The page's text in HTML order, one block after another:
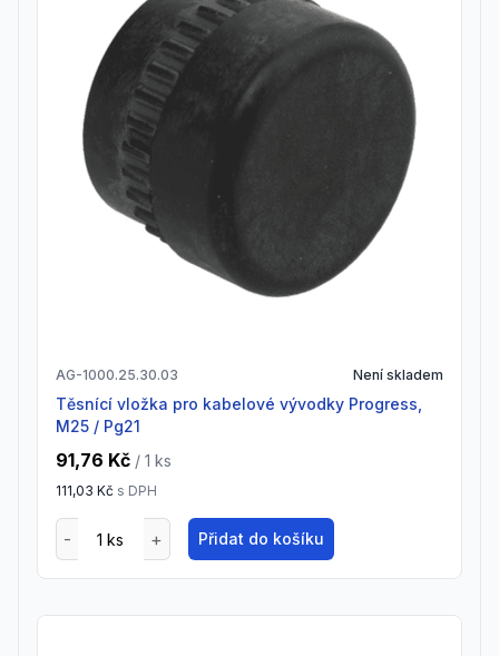
AG-1000.25.30.03 Není skladem
Těsnící vložka pro kabelové vývodky Progress,
M25 / Pg21
91,76 Kč / 1 ks
111,03 Kč s DPH
Přidat do košíku